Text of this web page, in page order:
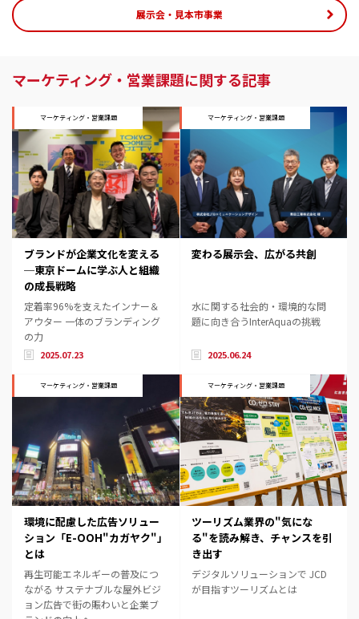
展示会・見本市事業
マーケティング・営業課題に関する記事
マーケティング・営業課題
ブランドが企業文化を変える
─東京ドームに学ぶ人と組織
の成長戦略
定着率96%を支えたインナー＆
アウター 一体のブランディング
の力
2025.07.23
マーケティング・営業課題
変わる展示会、広がる共創
水に関する社会的・環境的な問
題に向き合うInterAquaの挑戦
2025.06.24
マーケティング・営業課題
環境に配慮した広告ソリュー
ション「E-OOH"カガヤク"」
とは
再生可能エネルギーの普及につ
ながる サステナブルな屋外ビジ
ョン広告で街の賑わいと企業ブ
マーケティング・営業課題
ツーリズム業界の"気にな
る"を読み解き、チャンスを引
き出す
デジタルソリューションで JCD
が目指すツーリズムとは